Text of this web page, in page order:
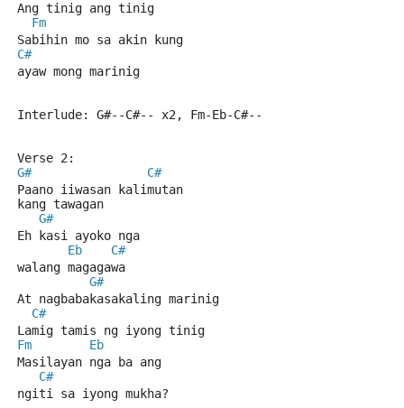
Ang tinig ang tinig
Fm
Sabihin mo sa akin kung
C#
ayaw mong marinig
Interlude: G#--C#-- x2, Fm-Eb-C#--
Verse 2:
G#
C#
Paano iiwasan kalimutan
kang tawagan
G#
Eh kasi ayoko nga
Eb
C#
walang magagawa
G#
At nagbabakasakaling marinig
C#
Lamig tamis ng iyong tinig
Fm
Eb
Masilayan nga ba ang
C#
ngiti sa iyong mukha?